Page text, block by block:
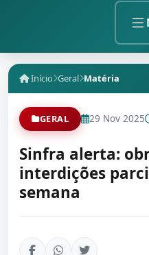
Início Geral Matéria
GERAL 29 Nov 2025
Sinfra alerta:
interdições
semana